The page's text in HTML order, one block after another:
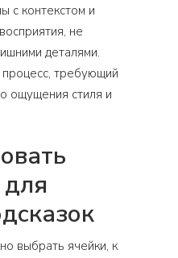
с контекстом и
не
деталями.
требующий
ощущения стиля и
выбрать ячейки, к